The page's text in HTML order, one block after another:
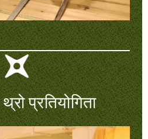
प्रतियोगिता